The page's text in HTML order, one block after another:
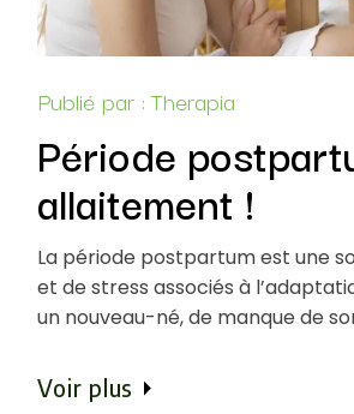
Publié par :Therapia
Période
allaitement !
La période postpartum est une
et de stress associés à
un nouveau-né, de manque de
Voir plus